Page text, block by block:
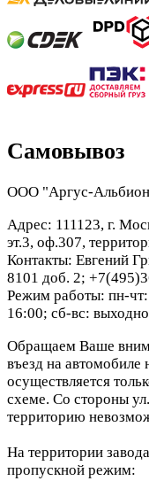
Самовывоз
ООО "Аргус-
Адрес: 111123, г.
эт.3, оф.307,
Контакты: Евгений
8101 доб. 2;
Режим работы: пн-
16:00; сб-вс:
Обращаем Ваше
въезд на
осуществляется
схеме. Со стороны
территорию
На территории
пропускной режим: